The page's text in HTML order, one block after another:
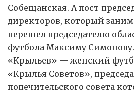
Собещанская. А пост
директоров, который
перешел председателю
футбола Максиму
«Крыльев» — женский
«Крылья Советов»,
попечительского совета